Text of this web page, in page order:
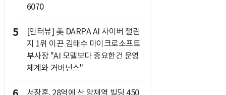
6070
5
[인터뷰] 美 DARPA AI 사이버 챌린
지 1위 이끈 김태수 마이크로소프트
부사장 "AI 모델보다 중요한건 운영
체계와 거버넌스"
서장훈, 28억에 산 양재역 빌딩 450